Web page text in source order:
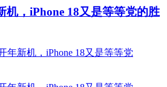
机，iPhone 18又是等等党的胜